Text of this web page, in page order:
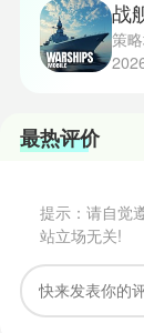
策
最热评价
提示：请自觉
站立场无关!